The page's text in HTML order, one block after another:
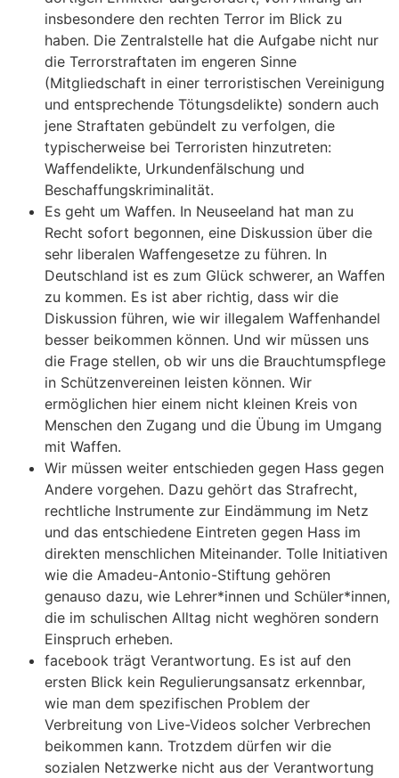
insbesondere den rechten Terror im Blick zu
haben. Die Zentralstelle hat die Aufgabe nicht nur
die Terrorstraftaten im engeren Sinne
(Mitgliedschaft in einer terroristischen Vereinigung
und entsprechende Tötungsdelikte) sondern auch
jene Straftaten gebündelt zu verfolgen, die
typischerweise bei Terroristen hinzutreten:
Waffendelikte, Urkundenfälschung und
Beschaffungskriminalität.
Es geht um Waffen. In Neuseeland hat man zu
Recht sofort begonnen, eine Diskussion über die
sehr liberalen Waffengesetze zu führen. In
Deutschland ist es zum Glück schwerer, an Waffen
zu kommen. Es ist aber richtig, dass wir die
Diskussion führen, wie wir illegalem Waffenhandel
besser beikommen können. Und wir müssen uns
die Frage stellen, ob wir uns die Brauchtumspflege
in Schützenvereinen leisten können. Wir
ermöglichen hier einem nicht kleinen Kreis von
Menschen den Zugang und die Übung im Umgang
mit Waffen.
Wir müssen weiter entschieden gegen Hass gegen
Andere vorgehen. Dazu gehört das Strafrecht,
rechtliche Instrumente zur Eindämmung im Netz
und das entschiedene Eintreten gegen Hass im
direkten menschlichen Miteinander. Tolle Initiativen
wie die Amadeu-Antonio-Stiftung gehören
genauso dazu, wie Lehrer*innen und Schüler*innen,
die im schulischen Alltag nicht weghören sondern
Einspruch erheben.
facebook trägt Verantwortung. Es ist auf den
ersten Blick kein Regulierungsansatz erkennbar,
wie man dem spezifischen Problem der
Verbreitung von Live-Videos solcher Verbrechen
beikommen kann. Trotzdem dürfen wir die
sozialen Netzwerke nicht aus der Verantwortung